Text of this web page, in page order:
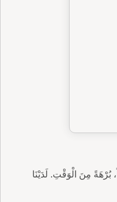
بُرْهَةً مِنَ الْوَقْتِ. لَدَيْنَا